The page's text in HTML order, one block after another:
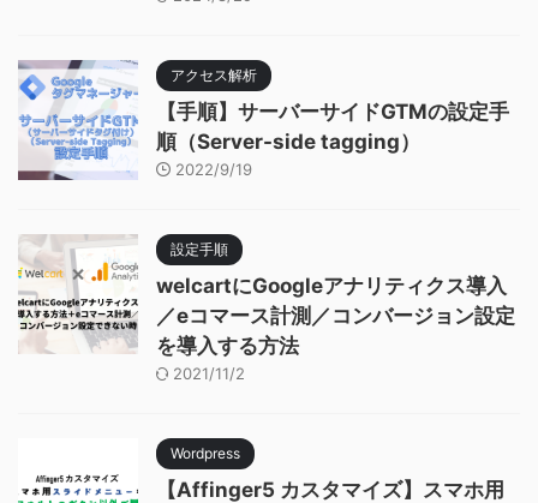
アクセス解析
【手順】サーバーサイドGTMの設定手
順（Server-side tagging）
2022/9/19
設定手順
welcartにGoogleアナリティクス導入
／eコマース計測／コンバージョン設定
を導入する方法
2021/11/2
Wordpress
【Affinger5 カスタマイズ】スマホ用